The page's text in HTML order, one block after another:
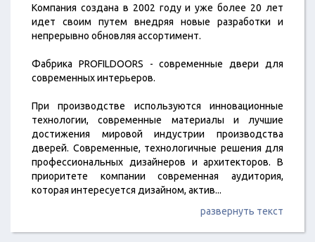
Компания создана в 2002 году и уже более 20 лет
идет своим путем внедряя новые разработки и
непрерывно обновляя ассортимент.
Фабрика PROFILDOORS - современные двери для
современных интерьеров.
При производстве используются инновационные
технологии, современные материалы и лучшие
достижения мировой индустрии производства
дверей. Cовременные, технологичные решения для
профессиональных дизайнеров и архитекторов. В
приоритете компании современная аудитория,
которая интересуется дизайном, актив...
развернуть текст